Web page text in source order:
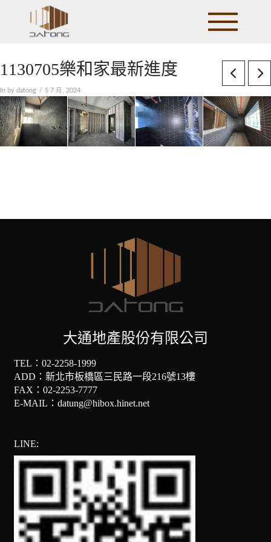
1130705樂和家最新進度
In by datong 5 7 月, 2024
大通地產股份有限公司
TEL： 02-2258-1999
ADD： 新北市板橋區三民路一段216號13樓
FAX：02-2253-7777
E-MAIL：datung@hibox.hinet.net
LINE: